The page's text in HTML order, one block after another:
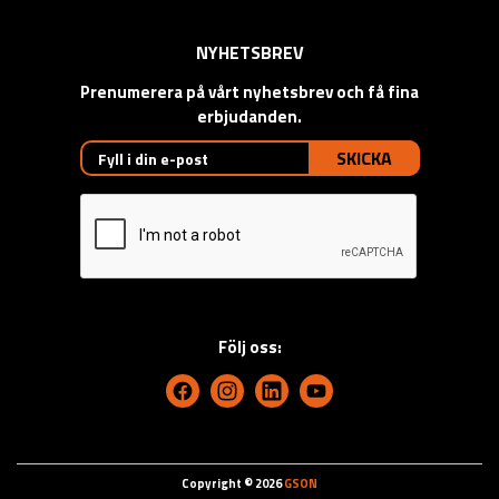
NYHETSBREV
Prenumerera på vårt nyhetsbrev och få fina
erbjudanden.
SKICKA
Följ oss:
Copyright © 2026GSON